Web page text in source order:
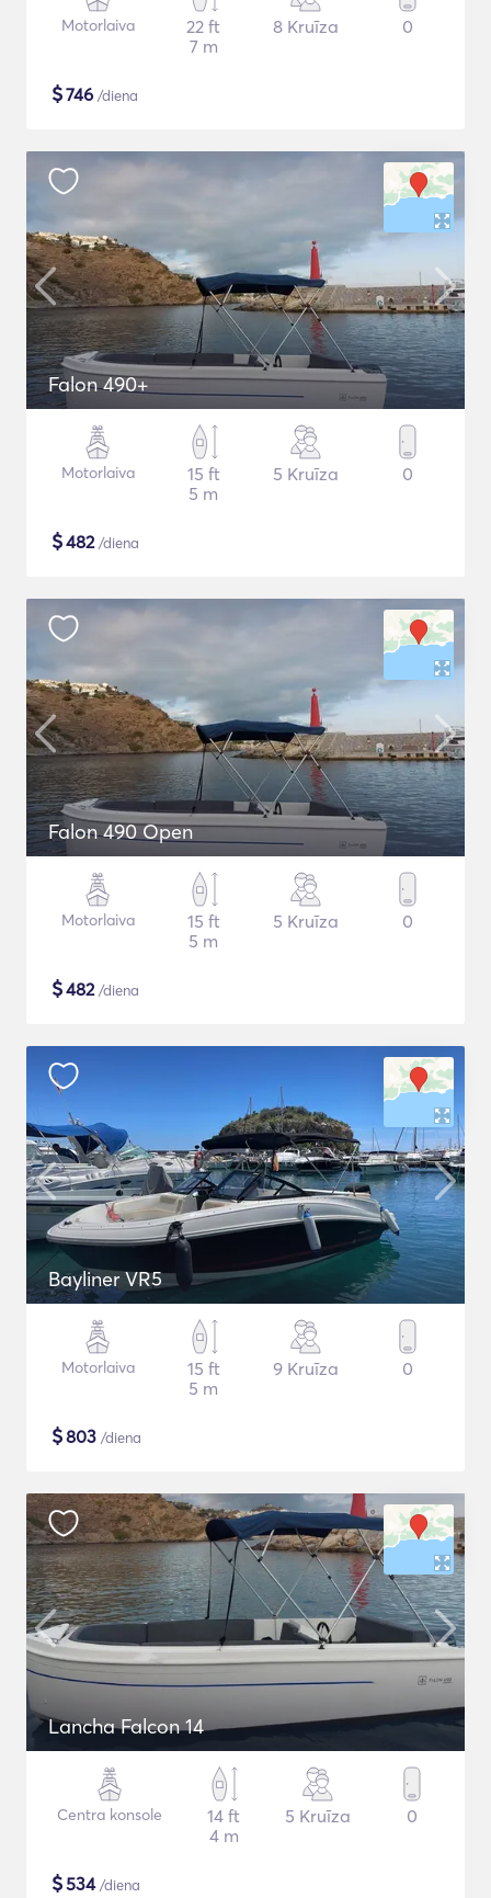
Motorlaiva
22 ft
7 m
8 Kruīza 0
$746 /diena
Falon 490+
Motorlaiva
15 ft
5 m
5 Kruīza 0
$482/diena
Falon 490 Open
Motorlaiva
15 ft
5 m
5 Kruīza 0
$482/diena
Bayliner VR5
Motorlaiva
15 ft
5 m
9 Kruīza 0
$803 /diena
Lancha Falcon 14
Centra konsole
14 ft
4 m
5 Kruīza 0
$534/diena